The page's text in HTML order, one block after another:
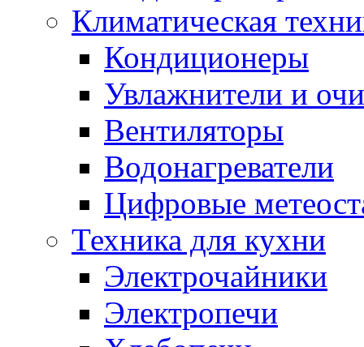
Климатическая
Кондиционеры
Увлажнители и
Вентиляторы
Водонагреватели
Цифровые
Техника для кухни
Электрочайники
Электропечи